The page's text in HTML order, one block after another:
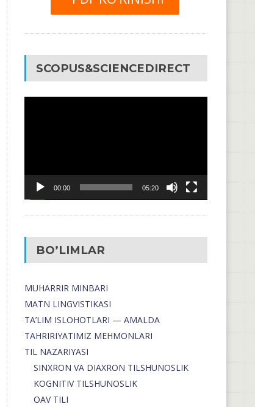
SCOPUS&SCIENCEDIRECT
00:00 05:20
BO’LIMLAR
MUHARRIR MINBARI
MATN LINGVISTIKASI
TA’LIM ISLOHOTLARI — AMALDA
TAHRIRIYATIMIZ MEHMONLARI
TIL NAZARIYASI
SINXRON VA DIAXRON TILSHUNOSLIK
KOGNITIV TILSHUNOSLIK
OAV TILI